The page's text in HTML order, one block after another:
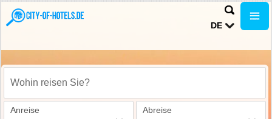
DE
Wohin reisen Sie?
Anreise Abreise